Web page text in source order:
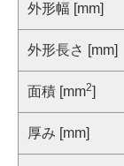
外形幅 [mm]
外形長さ [mm]
面積 [mm2]
厚み [mm]